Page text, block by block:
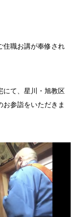
住職お講が奉修され
にて、星川・旭教区
参詣をいただきま